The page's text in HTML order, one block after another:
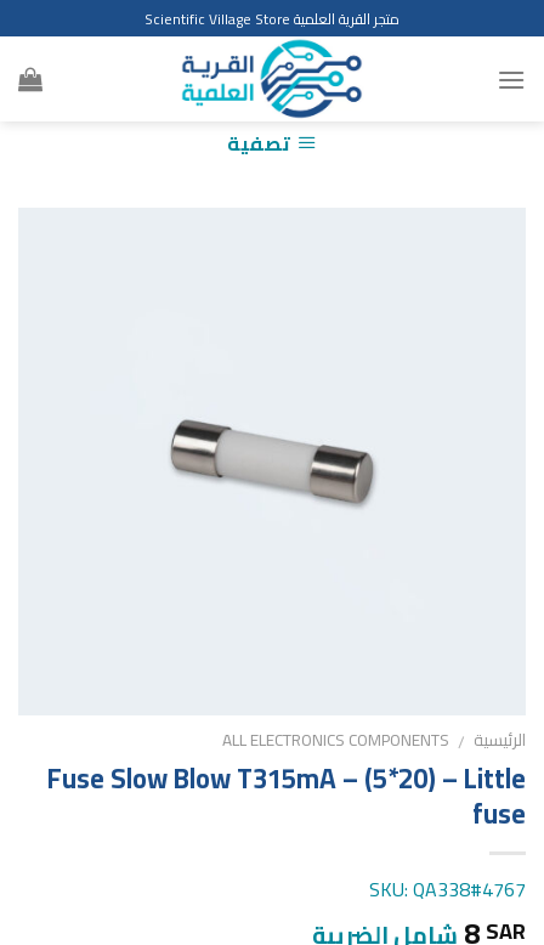
to
content
متجر القرية العلمية Scientific Village Store
تصفية
الرئيسية /
ALL ELECTRONICS COMPONENTS
Fuse Slow Blow T315mA – (5*20) – Little
fuse
SKU: QA338#4767
8SAR شامل الضريبة